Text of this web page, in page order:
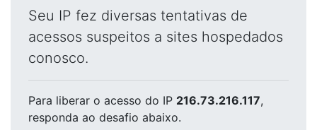
Seu IP fez diversas tentativas de
acessos suspeitos a sites hospedados
conosco.
Para liberar o acesso do IP 216.73.216.117,
responda ao desafio abaixo.